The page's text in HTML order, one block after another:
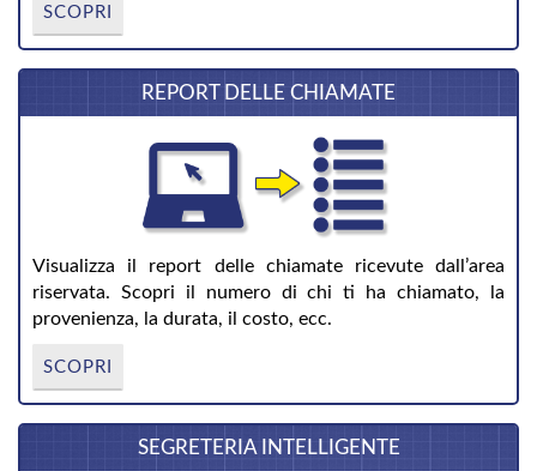
SCOPRI
REPORT DELLE CHIAMATE
Visualizza il report delle chiamate ricevute dall’area
riservata. Scopri il numero di chi ti ha chiamato, la
provenienza, la durata, il costo, ecc.
SCOPRI
SEGRETERIA INTELLIGENTE